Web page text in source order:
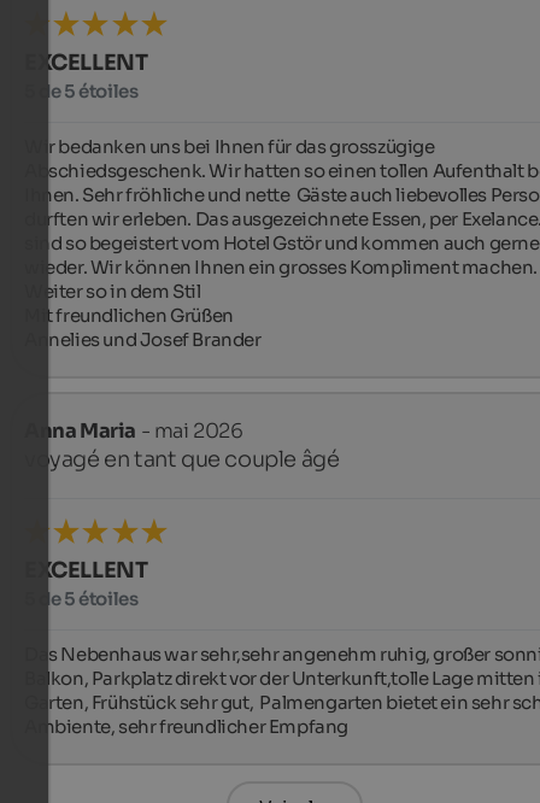
EXCELLENT
5 de 5 étoiles
Wir bedanken uns bei Ihnen für das grosszügige
Abschiedsgeschenk. Wir hatten so einen tollen Aufenthalt
Ihnen. Sehr fröhliche und nette  Gäste auch liebevolles
durften wir erleben. Das ausgezeichnete Essen, per
sind so begeistert vom Hotel Gstör und kommen auch gerne
wieder. Wir können Ihnen ein grosses Kompliment machen.
Weiter so in dem Stil
Mit freundlichen Grüßen
Annelies und Josef Brander
Anna Maria - mai 2026
voyagé en tant que couple âgé
EXCELLENT
5 de 5 étoiles
Das Nebenhaus war sehr,sehr angenehm ruhig, großer
Balkon, Parkplatz direkt vor der Unterkunft,tolle Lage mitten
Garten, Frühstück sehr gut,  Palmengarten bietet ein sehr
Ambiente, sehr freundlicher Empfang